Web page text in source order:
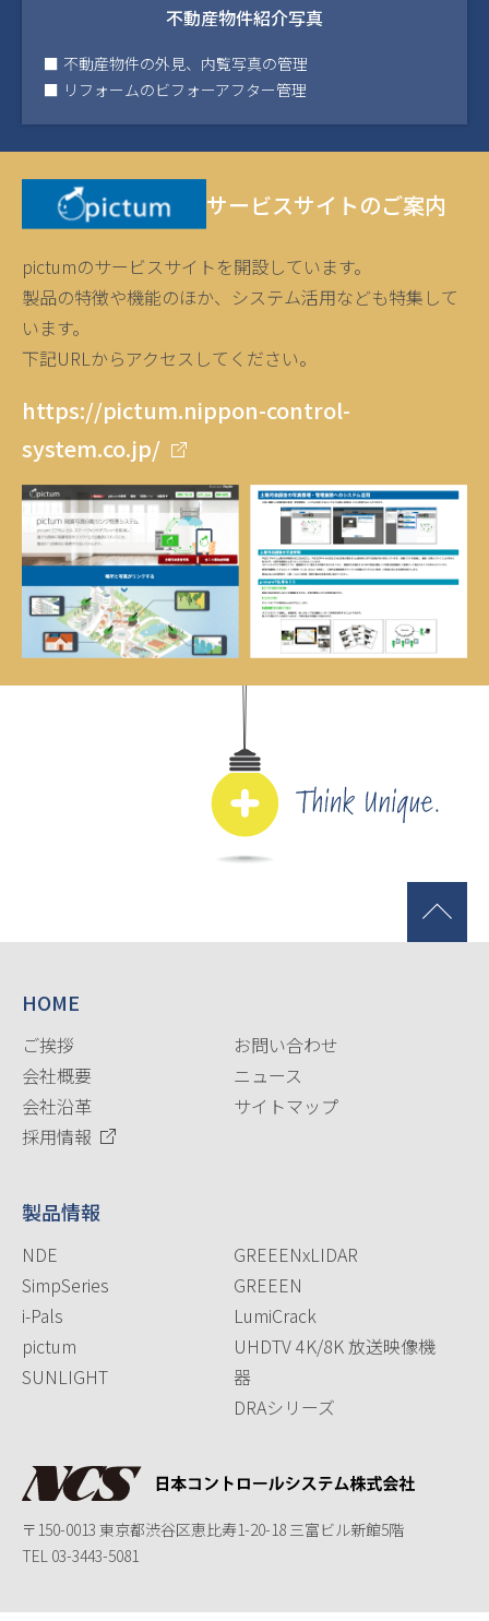
不動産物件紹介写真
不動産物件の外見、内覧写真の管理
リフォームのビフォーアフター管理
サービスサイトのご案内
pictumのサービスサイトを開設しています。
製品の特徴や機能のほか、システム活用なども特集して
います。
下記URLからアクセスしてください。
https://pictum.nippon-control-
system.co.jp/
HOME
ご挨拶
会社概要
会社沿革
採用情報
お問い合わせ
ニュース
サイトマップ
製品情報
NDE
SimpSeries
i-Pals
pictum
SUNLIGHT
GREEENxLIDAR
GREEEN
LumiCrack
UHDTV 4K/8K 放送映像機
器
DRAシリーズ
〒150-0013 東京都渋谷区恵比寿1-20-18 三富ビル新館5階
TEL 03-3443-5081